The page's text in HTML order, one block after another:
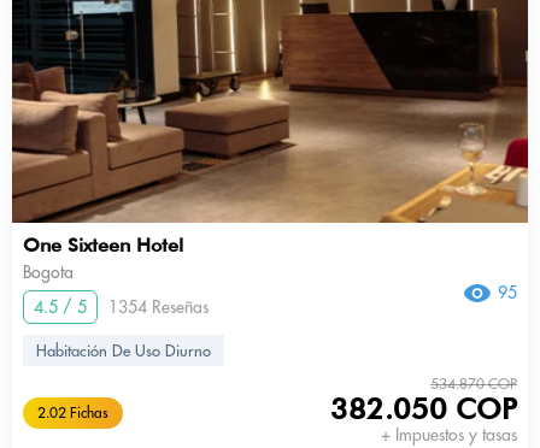
One Sixteen Hotel
Bogota
4.5 / 5
1354 Reseñas
95
Habitación De Uso Diurno
2.02 Fichas
534.870 COP
382.050 COP
+ Impuestos y tasas